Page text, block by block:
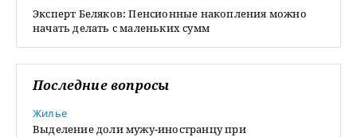
Эксперт Беляков: Пенсионные накопления можно
начать делать с маленьких сумм
Последние вопросы
Жилье
Выделение доли мужу-иностранцу при